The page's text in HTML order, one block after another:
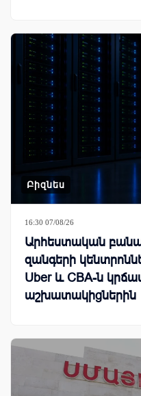
Բիզնես
16:30 07/08/26
Արհեստական
զանգերի
Uber և CBA-ն
աշխատակիցներին